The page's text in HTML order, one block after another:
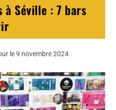
Séville : 7 bars
le 9 novembre 2024